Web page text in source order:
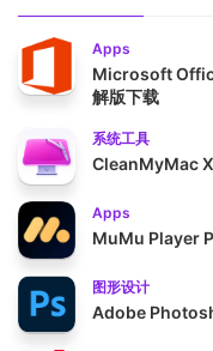
Apps
Microsoft
解版下载
系统工具
CleanMyMac
Apps
MuMu Player
图形设计
Adobe